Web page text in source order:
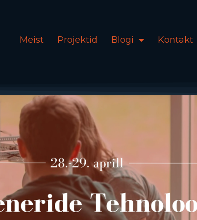
Meist Projektid Blogi Kontakt